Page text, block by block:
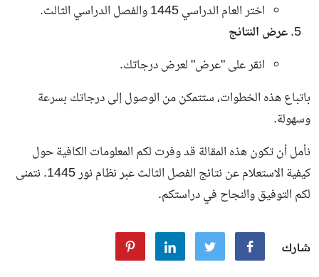
اختر العام الدراسي 1445 والفصل الدراسي الثالث.
عرض النتائج
انقر على "عرض" لعرض درجاتك.
باتباع هذه الخطوات، ستتمكن من الوصول إلى درجاتك بسرعة
وسهولة.
نأمل أن تكون هذه المقالة قد وفرت لكم المعلومات الكافية حول
كيفية الاستعلام عن نتائج الفصل الثالث عبر نظام نور 1445. نتمنى
لكم التوفيق والنجاح في دراستكم.
شارك